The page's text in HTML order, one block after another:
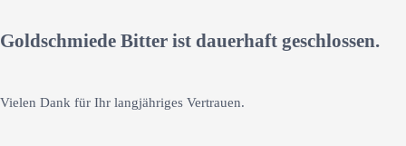
Goldschmiede Bitter ist dauerhaft geschlossen.
Vielen Dank für Ihr langjähriges Vertrauen.